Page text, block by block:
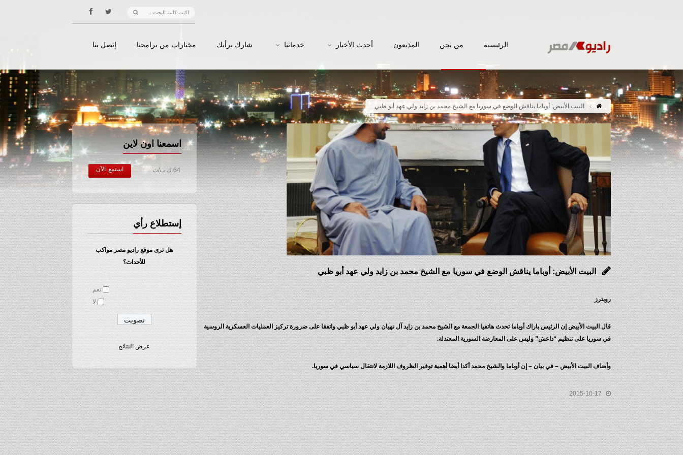
الرئيسية من نحن المذيعون أحدث الأخبار خدماتنا شارك برأيك مختارات من برامجنا إتصل بنا
البيت الأبيض: أوباما يناقش الوضع في سوريا مع الشيخ محمد بن زايد ولي عهد أبو ظبي
اسمعنا اون لاين
64 ك ب/ث استمع الآن
إستطلاع رأي
هل ترى موقع راديو مصر مواكب
للأحداث؟
نعم
لا
عرض النتائج
البيت الأبيض: أوباما يناقش الوضع في سوريا مع الشيخ محمد بن زايد ولي عهد أبو ظبي
رويترز
قال البيت الأبيض إن الرئيس باراك أوباما تحدث هاتفيا الجمعة مع الشيخ محمد بن زايد آل نهيان ولي عهد أبو ظبي واتفقا على ضرورة تركيز العمليات العسكرية الروسية
في سوريا على تنظيم “داعش” وليس على المعارضة السورية المعتدلة.
وأضاف البيت الأبيض – في بيان – إن أوباما والشيخ محمد أكدا أيضا أهمية توفير الظروف اللازمة لانتقال سياسي في سوريا.
2015-10-17